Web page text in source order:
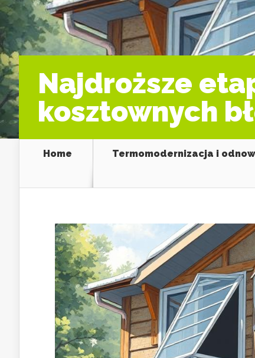
Najdroższe
kosztownych
Home Termomodernizacja i